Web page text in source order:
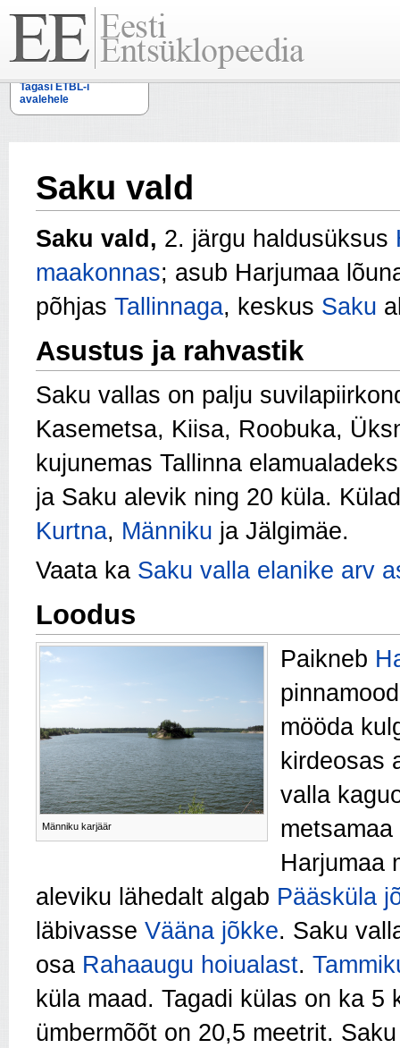
Tagasi ETBL-i
avalehele
Saku vald
Saku vald, 2. järgu haldusüksus
maakonnas; asub Harjumaa
põhjas Tallinnaga, keskus Saku
Asustus ja rahvastik
Saku vallas on palju
Kasemetsa, Kiisa, Roobuka,
kujunemas Tallinna
ja Saku alevik ning 20 küla.
Kurtna, Männiku ja Jälgimäe.
Vaata ka Saku valla elanike arv
Loodus
Männiku karjäär
Paikneb
mööda
kirdeosas
valla
Harjumaa
aleviku lähedalt algab Pääsküla
läbivasse Vääna jõkke. Saku
osa Rahaaugu hoiualast.
küla maad. Tagadi külas on ka
ümbermõõt on 20,5 meetrit.